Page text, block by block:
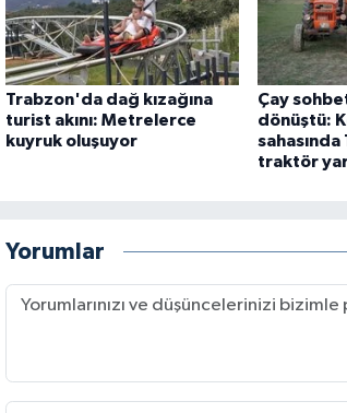
Trabzon'da dağ kızağına
turist akını: Metrelerce
kuyruk oluşuyor
Çay
dönüştü:
traktör
Yorumlar